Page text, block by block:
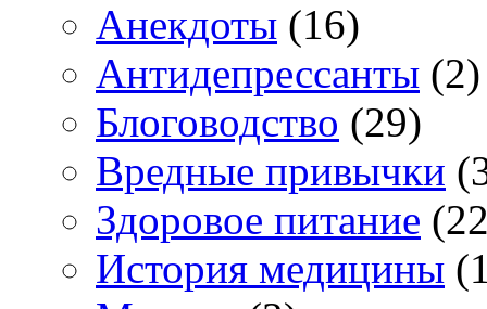
Анекдоты (16)
Антидепрессанты (2)
Блоговодство (29)
Вредные привычки
Здоровое питание
История медицины